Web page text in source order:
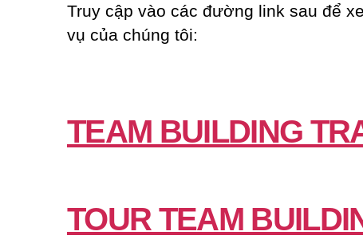
Truy cập vào các đường link sau để
vụ của chúng tôi:
TEAM BUILDING
TOUR TEAM